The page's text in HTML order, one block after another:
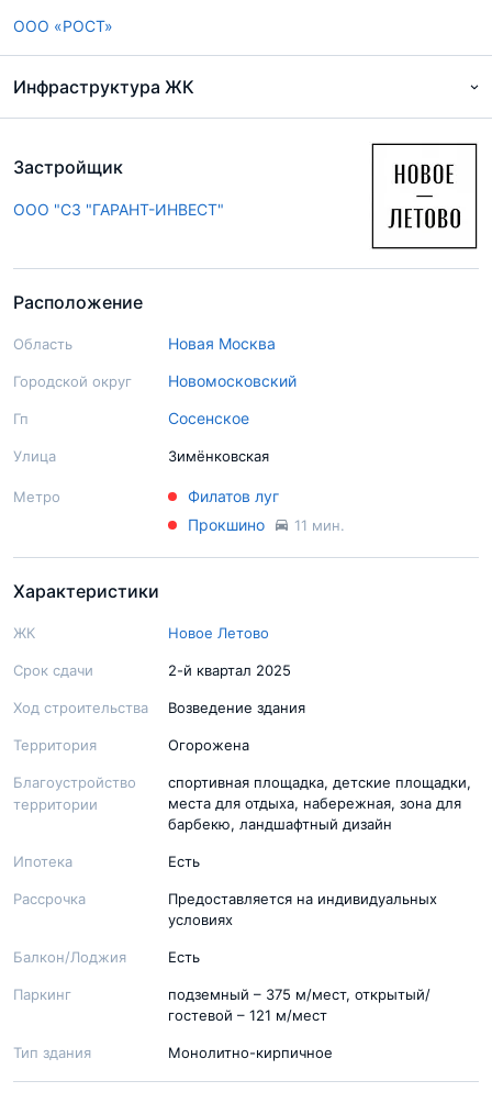
ООО «РОСТ»
Застройщик
ООО "СЗ "ГАРАНТ-ИНВЕСТ"
Расположение
Область Новая Москва
Городской округ Новомосковский
Гп Сосенское
Улица Зимёнковская
Метро
Филатов луг
Прокшино
11 мин.
Характеристики
ЖК Новое Летово
Срок сдачи 2-й квартал 2025
Ход строительства Возведение здания
Территория Огорожена
Благоустройство
территории
спортивная площадка, детские площадки,
места для отдыха, набережная, зона для
барбекю, ландшафтный дизайн
Ипотека Есть
Рассрочка
Предоставляется на индивидуальных
условиях
Балкон/Лоджия Есть
Паркинг
подземный – 375 м/мест, открытый/
гостевой – 121 м/мест
Тип здания Монолитно-кирпичное
Инфраструктура ЖК